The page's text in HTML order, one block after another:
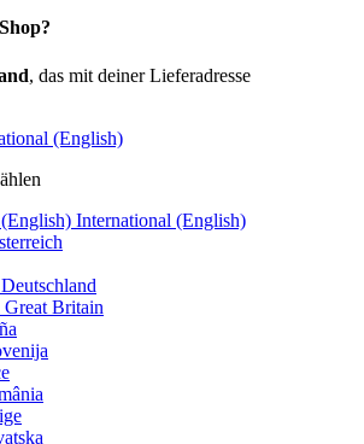
, das mit deiner Lieferadresse
(English)
International (English)
Deutschland
Great Britain